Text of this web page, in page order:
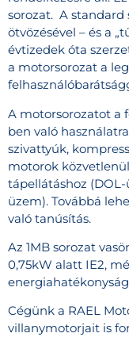
sorozat. A
ötvözésével – és a
évtizedek óta
a motorsorozat a
A motorsorozatot a
ben való
szivattyúk,
motorok
tápellátáshoz
üzem). Továbbá
való tanúsítás.
Az 1MB sorozat
0,75kW alatt IE2,
Cégünk a RAEL
villanymotorjait is